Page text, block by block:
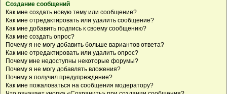
Создание сообщений
Как мне создать новую тему или сообщение?
Как мне отредактировать или удалить сообщение?
Как мне добавить подпись к своему сообщению?
Как мне создать опрос?
Почему я не могу добавить больше вариантов ответа?
Как мне отредактировать или удалить опрос?
Почему мне недоступны некоторые форумы?
Почему я не могу добавлять вложения?
Почему я получил предупреждение?
Как мне пожаловаться на сообщения модератору?